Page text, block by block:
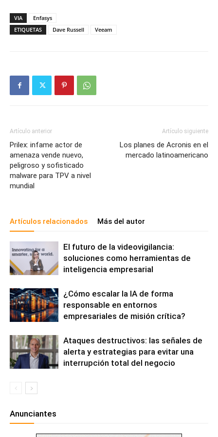
VIA
Enfasys
ETIQUETAS
Dave Russell Veeam
Artículo anterior
Prilex: infame actor de
amenaza vende nuevo,
peligroso y sofisticado
malware para TPV a nivel
mundial
Artículo siguiente
Los planes de Acronis en el
mercado latinoamericano
Artículos relacionados Más del autor
El futuro de la videovigilancia:
soluciones como herramientas de
inteligencia empresarial
¿Cómo escalar la IA de forma
responsable en entornos
empresariales de misión crítica?
Ataques destructivos: las señales de
alerta y estrategias para evitar una
interrupción total del negocio
Anunciantes